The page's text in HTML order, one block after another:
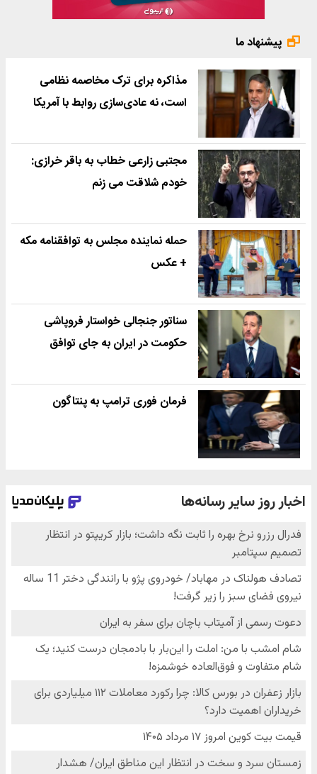
پیشنهاد ما
مذاکره برای ترک مخاصمه نظامی
است، نه عادی‌سازی روابط با آمریکا
مجتبی زارعی خطاب به باقر خرازی:
خودم شلاقت می زنم
حمله نماینده مجلس به توافقنامه مکه
+ عکس
سناتور جنجالی خواستار فروپاشی
حکومت در ایران به جای توافق
فرمان فوری ترامپ به پنتاگون